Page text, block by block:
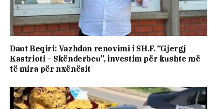
Daut Beqiri: Vazhdon renovimi i SH.F. “Gjergj
Kastrioti – Skënderbeu”, investim për kushte më
të mira për nxënësit